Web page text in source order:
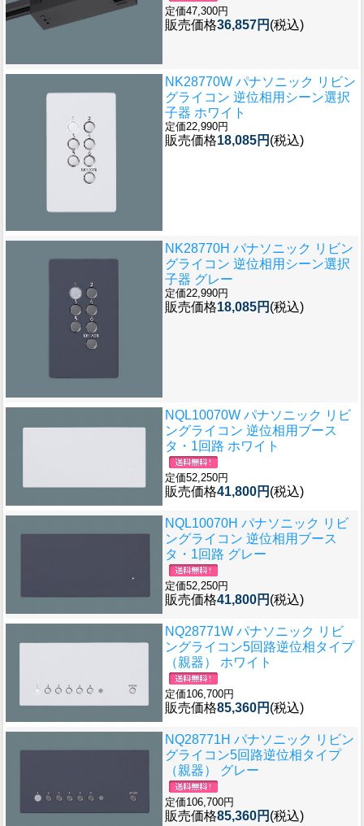
定価47,300円
販売価格36,857円 (税込)
NK28770W パナソニック リビン
グライコン 逆位相用シーン選択
子器 ホワイト
定価22,990円
販売価格18,085円 (税込)
NK28770H パナソニック リビン
グライコン 逆位相用シーン選択
子器 グレー
定価22,990円
販売価格18,085円 (税込)
NQL10070W パナソニック リビ
ングライコン 逆位相用ブース
タ・1回路 ホワイト
定価52,250円
販売価格41,800円 (税込)
NQL10070H パナソニック リビ
ングライコン 逆位相用ブース
タ・1回路 グレー
定価52,250円
販売価格41,800円 (税込)
NQ28771W パナソニック リビ
ングライコン5回路逆位相タイプ
（親器） ホワイト
定価106,700円
販売価格85,360円 (税込)
NQ28771H パナソニック リビン
グライコン5回路逆位相タイプ
（親器） グレー
定価106,700円
販売価格85,360円 (税込)